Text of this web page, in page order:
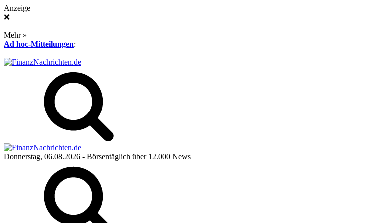
Anzeige
❌
Mehr »
Ad hoc-Mitteilungen:
Donnerstag, 06.08.2026 - Börsentäglich über 12.000 News